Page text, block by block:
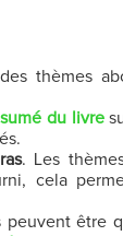
des thèmes
du livre
. Les
cela
peuvent être